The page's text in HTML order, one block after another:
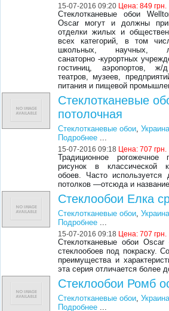
15-07-2016 09:20 Цена:849 грн.
Стеклотканевые обои
Oscar могут и должны
отделки жилых и
всех категорий, в том
школьных, научных,
санаторно -курортных
гостиниц, аэропортов, ж/
театров, музеев,
питания и пищевой
Стеклотканевые
потолочная
Стеклотканевые обои,
Подробнее ...
15-07-2016 09:18 Цена:707 грн.
Традиционное
рисунок в классической
обоев. Часто используется
потолков ―отсюда и
Стеклообои Елка
Стеклотканевые обои,
Подробнее ...
15-07-2016 09:18 Цена:707 грн.
Стеклотканевые обои
стеклообоев под покраску.
преимущества и
эта серия отличается более
Стеклообои Ромб
Стеклотканевые обои,
Подробнее ...